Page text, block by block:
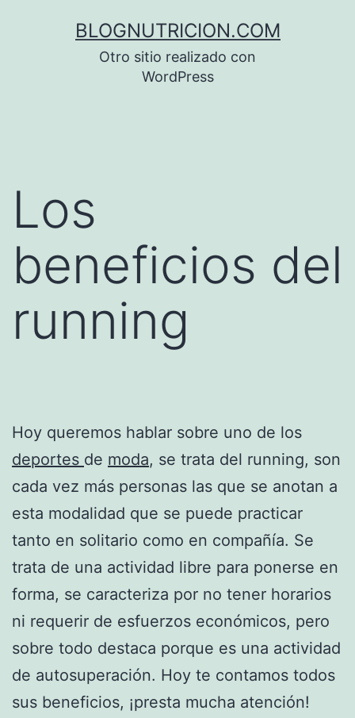
BLOGNUTRICION.COM
Otro sitio realizado con
WordPress
Los
beneficios del
running
Hoy queremos hablar sobre uno de los
deportes de moda, se trata del running, son
cada vez más personas las que se anotan a
esta modalidad que se puede practicar
tanto en solitario como en compañía. Se
trata de una actividad libre para ponerse en
forma, se caracteriza por no tener horarios
ni requerir de esfuerzos económicos, pero
sobre todo destaca porque es una actividad
de autosuperación. Hoy te contamos todos
sus beneficios, ¡presta mucha atención!